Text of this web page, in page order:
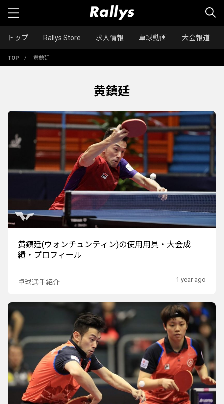
トップ Rallys Store 求人情報 卓球動画 大会報道
TOP / 黄鎮廷
黄鎮廷
黄鎮廷(ウォンチュンティン)の使用用具・大会成
績・プロフィール
卓球選手紹介 1 year ago